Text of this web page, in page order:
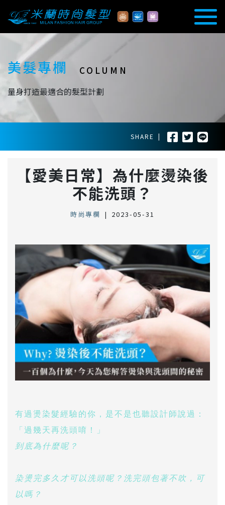
美髮專欄 COLUMN
量身打造最適合的髮型計劃
SHARE |
【愛美日常】為什麼燙染後
不能洗頭？
時尚專欄 | 2023-05-31
有過燙染髮經驗的你，是不是也聽設計師說過：
「過幾天再洗頭唷！」
到底為什麼呢？
染燙完多久才可以洗頭呢？洗完頭包著不吹，可
以嗎？